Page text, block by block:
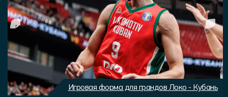
Игровая форма для грандов Локо - Кубань